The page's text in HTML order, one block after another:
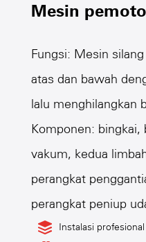
Mesin
Fungsi: Mesin
atas dan bawah
lalu menghilangkan
Komponen: bingkai,
vakum, kedua
perangkat
perangkat peniup
Instalasi profesional